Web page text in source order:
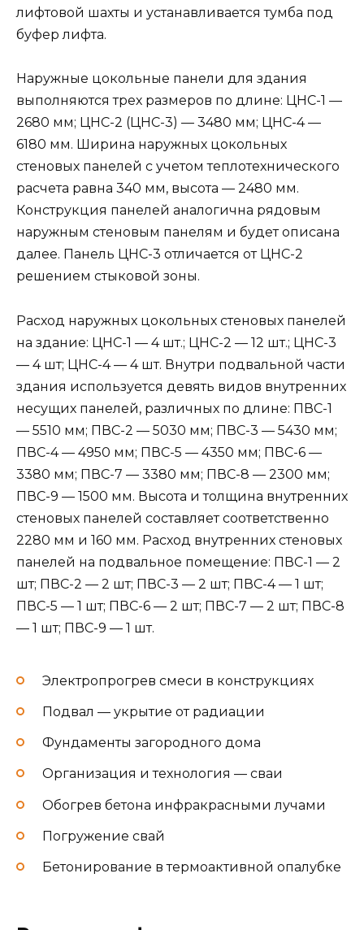
лифтовой шахты и устанавливается тумба под
буфер лифта.
Наружные цокольные панели для здания
выполняются трех размеров по длине: ЦНС-1 —
2680 мм; ЦНС-2 (ЦНС-3) — 3480 мм; ЦНС-4 —
6180 мм. Ширина наружных цокольных
стеновых панелей с учетом теплотехнического
расчета равна 340 мм, высота — 2480 мм.
Конструкция панелей аналогична рядовым
наружным стеновым панелям и будет описана
далее. Панель ЦНС-3 отличается от ЦНС-2
решением стыковой зоны.
Расход наружных цокольных стеновых панелей
на здание: ЦНС-1 — 4 шт.; ЦНС-2 — 12 шт.; ЦНС-3
— 4 шт; ЦНС-4 — 4 шт. Внутри подвальной части
здания используется девять видов внутренних
несущих панелей, различных по длине: ПВС-1
— 5510 мм; ПВС-2 — 5030 мм; ПВС-3 — 5430 мм;
ПВС-4 — 4950 мм; ПВС-5 — 4350 мм; ПВС-6 —
3380 мм; ПВС-7 — 3380 мм; ПВС-8 — 2300 мм;
ПВС-9 — 1500 мм. Высота и толщина внутренних
стеновых панелей составляет соответственно
2280 мм и 160 мм. Расход внутренних стеновых
панелей на подвальное помещение: ПВС-1 — 2
шт; ПВС-2 — 2 шт; ПВС-3 — 2 шт; ПВС-4 — 1 шт;
ПВС-5 — 1 шт; ПВС-6 — 2 шт; ПВС-7 — 2 шт; ПВС-8
— 1 шт; ПВС-9 — 1 шт.
Электропрогрев смеси в конструкциях
Подвал — укрытие от радиации
Фундаменты загородного дома
Организация и технология — сваи
Обогрев бетона инфракрасными лучами
Погружение свай
Бетонирование в термоактивной опалубке